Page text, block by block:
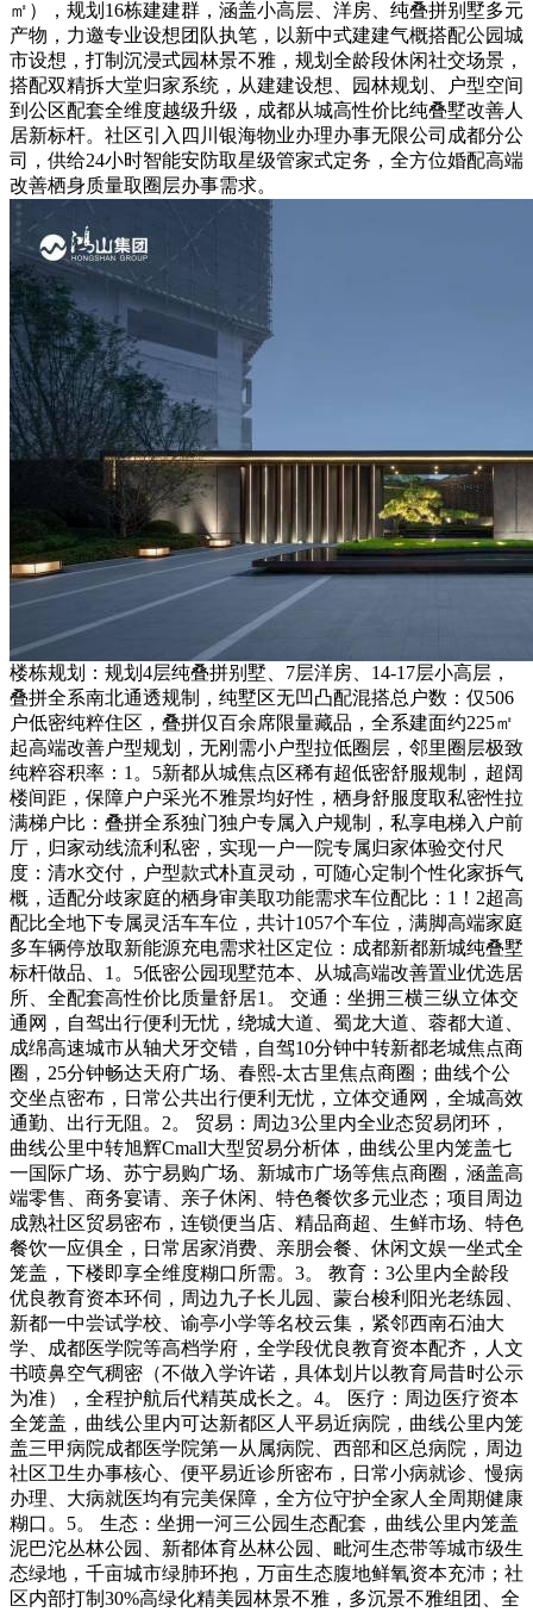
㎡），规划16栋建建群，涵盖小高层、洋房、纯叠拼别墅多元
产物，力邀专业设想团队执笔，以新中式建建气概搭配公园城
市设想，打制沉浸式园林景不雅，规划全龄段休闲社交场景，
搭配双精拆大堂归家系统，从建建设想、园林规划、户型空间
到公区配套全维度越级升级，成都从城高性价比纯叠墅改善人
居新标杆。社区引入四川银海物业办理办事无限公司成都分公
司，供给24小时智能安防取星级管家式定务，全方位婚配高端
改善栖身质量取圈层办事需求。
楼栋规划：规划4层纯叠拼别墅、7层洋房、14-17层小高层，
叠拼全系南北通透规制，纯墅区无凹凸配混搭总户数：仅506
户低密纯粹住区，叠拼仅百余席限量藏品，全系建面约225㎡
起高端改善户型规划，无刚需小户型拉低圈层，邻里圈层极致
纯粹容积率：1。5新都从城焦点区稀有超低密舒服规制，超阔
楼间距，保障户户采光不雅景均好性，栖身舒服度取私密性拉
满梯户比：叠拼全系独门独户专属入户规制，私享电梯入户前
厅，归家动线流利私密，实现一户一院专属归家体验交付尺
度：清水交付，户型款式朴直灵动，可随心定制个性化家拆气
概，适配分歧家庭的栖身审美取功能需求车位配比：1！2超高
配比全地下专属灵活车车位，共计1057个车位，满脚高端家庭
多车辆停放取新能源充电需求社区定位：成都新都新城纯叠墅
标杆做品、1。5低密公园现墅范本、从城高端改善置业优选居
所、全配套高性价比质量舒居1。 交通：坐拥三横三纵立体交
通网，自驾出行便利无忧，绕城大道、蜀龙大道、蓉都大道、
成绵高速城市从轴犬牙交错，自驾10分钟中转新都老城焦点商
圈，25分钟畅达天府广场、春熙-太古里焦点商圈；曲线个公
交坐点密布，日常公共出行便利无忧，立体交通网，全城高效
通勤、出行无阻。2。 贸易：周边3公里内全业态贸易闭环，
曲线公里中转旭辉Cmall大型贸易分析体，曲线公里内笼盖七
一国际广场、苏宁易购广场、新城市广场等焦点商圈，涵盖高
端零售、商务宴请、亲子休闲、特色餐饮多元业态；项目周边
成熟社区贸易密布，连锁便当店、精品商超、生鲜市场、特色
餐饮一应俱全，日常居家消费、亲朋会餐、休闲文娱一坐式全
笼盖，下楼即享全维度糊口所需。3。 教育：3公里内全龄段
优良教育资本环伺，周边九子长儿园、蒙台梭利阳光老练园、
新都一中尝试学校、谕亭小学等名校云集，紧邻西南石油大
学、成都医学院等高档学府，全学段优良教育资本配齐，人文
书喷鼻空气稠密（不做入学许诺，具体划片以教育局昔时公示
为准），全程护航后代精英成长之。4。 医疗：周边医疗资本
全笼盖，曲线公里内可达新都区人平易近病院，曲线公里内笼
盖三甲病院成都医学院第一从属病院、西部和区总病院，周边
社区卫生办事核心、便平易近诊所密布，日常小病就诊、慢病
办理、大病就医均有完美保障，全方位守护全家人全周期健康
糊口。5。 生态：坐拥一河三公园生态配套，曲线公里内笼盖
泥巴沱丛林公园、新都体育丛林公园、毗河生态带等城市级生
态绿地，千亩城市绿肺环抱，万亩生态腹地鲜氧资本充沛；社
区内部打制30%高绿化精美园林景不雅，多沉景不雅组团、全